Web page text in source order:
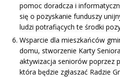
pomoc doradcza i
się o pozyskanie funduszy
ludzi potrafiących te środki
Wsparcie dla mieszkańców
domu, stworzenie Karty
aktywizacja seniorów poprzez
która będzie zgłaszać Radzie